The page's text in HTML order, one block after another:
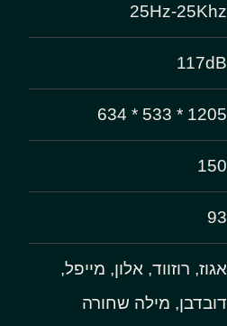
25Hz-25Khz
117dB
1205 * 533 * 634
150
93
אגוז, רוזווד, אלון, מייפל,
דובדבן, מילה שחורה